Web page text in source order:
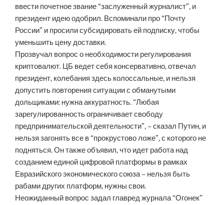
ввести почетное звание “заслуженный журналист”, и
президент идею одобрил. Вспоминали про “Почту
России” и просили субсидировать ей подписку, чтобы
уменьшить цену доставки.
Прозвучал вопрос о необходимости регулирования
криптовалют. ЦБ ведет себя консервативно, отвечал
президент, колебания здесь колоссальные, и нельзя
допустить повторения ситуации с обманутыми
дольщиками: нужна аккуратность. “Любая
зарегулированность ограничивает свободу
предпринимательской деятельности”, – сказал Путин, и
нельзя загонять все в “прокрустово ложе”, с которого не
подняться. Он также объявил, что идет работа над
созданием единой цифровой платформы в рамках
Евразийского экономического союза – нельзя быть
рабами других платформ, нужны свои.
Неожиданный вопрос задал главред журнала “Огонек”